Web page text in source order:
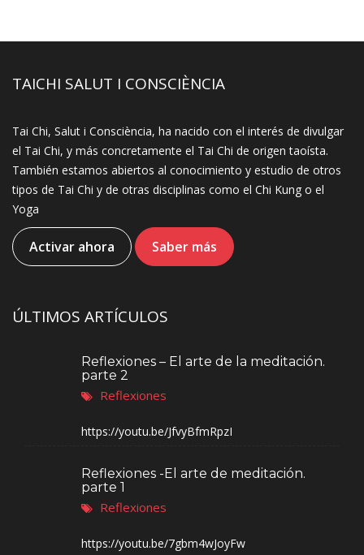
TAICHI SALUT I CONSCIÈNCIA
Tai Chi, Salut i Consciència, ha nacido con el interés de divulgar
el Tai Chi, y más concretamente el Tai Chi de origen taoísta.
También estamos abiertos al conocimiento y estudio de otros
tipos de Tai Chi y de otras disciplinas como el Chi Kung o el
Yoga
Activar ahora Saber más
ÚLTIMOS ARTÍCULOS
Reflexiones – El arte de la meditación.
parte 2
Reflexiones
https://youtu.be/JfvyBfmRpzI
Reflexiones -El arte de meditación.
parte 1
Reflexiones
https://youtu.be/7gbm4wJoyFw